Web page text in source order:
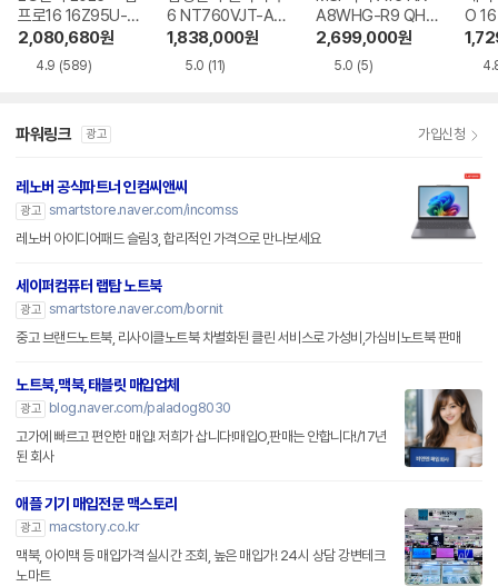
프로16 16Z95U-G
S5WK
2,080,680원
4.9 (589)
6 NT760VJT-A51
A
1,838,000원
5.0 (11)
A8WHG-R9 QHD
+
2,699,000원
5.0 (5)
O
1-
파워링크 광고 가입신청
레노버 공식파트너 인컴씨앤씨
광고 smartstore.naver.com/incomss
레노버 아이디어패드 슬림3, 합리적인 가격으로 만나보세요
세이퍼컴퓨터 랩탑 노트북
광고 smartstore.naver.com/bornit
중고 브랜드노트북, 리사이클노트북 차별화된 클린 서비스로 가성비,가심비노트북 판매
노트북,맥북,태블릿 매입업체
광고
blog.naver.com/paladog8030
고가에 빠르고 편안한 매입! 저희가 삽니다!매입O,판매는 안합니다!/17년
된 회사
애플 기기 매입전문 맥스토리
광고
macstory.co.kr
맥북, 아이맥 등 매입가격 실시간 조회, 높은 매입가! 24시 상담 강변테크
노마트